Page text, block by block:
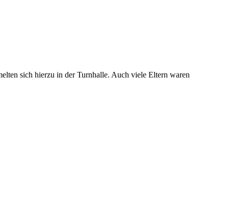
sich hierzu in der Turnhalle. Auch viele Eltern waren